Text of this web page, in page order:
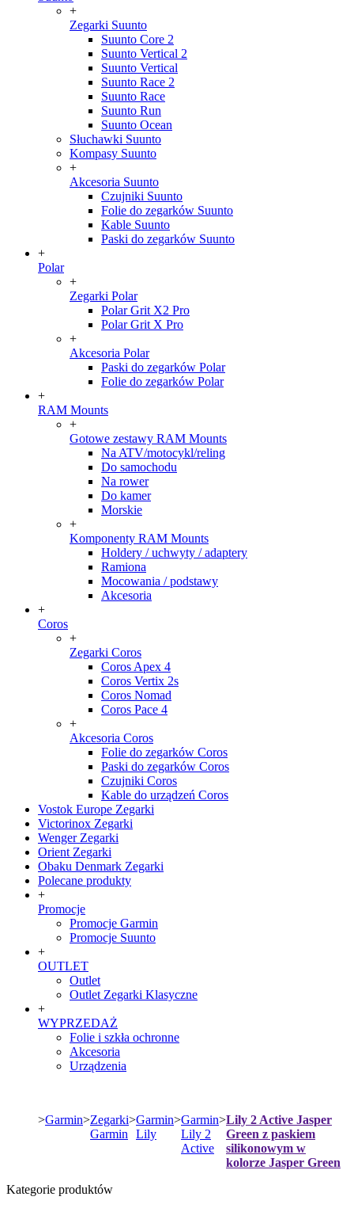
+
Zegarki Suunto
Suunto Core 2
Suunto Vertical 2
Suunto Vertical
Suunto Race 2
Suunto Race
Suunto Run
Suunto Ocean
Słuchawki Suunto
Kompasy Suunto
+
Akcesoria Suunto
Czujniki Suunto
Folie do zegarków Suunto
Kable Suunto
Paski do zegarków Suunto
+
Polar
+
Zegarki Polar
Polar Grit X2 Pro
Polar Grit X Pro
+
Akcesoria Polar
Paski do zegarków Polar
Folie do zegarków Polar
+
RAM Mounts
+
Gotowe zestawy RAM Mounts
Na ATV/motocykl/reling
Do samochodu
Na rower
Do kamer
Morskie
+
Komponenty RAM Mounts
Holdery / uchwyty / adaptery
Ramiona
Mocowania / podstawy
Akcesoria
+
Coros
+
Zegarki Coros
Coros Apex 4
Coros Vertix 2s
Coros Nomad
Coros Pace 4
+
Akcesoria Coros
Folie do zegarków Coros
Paski do zegarków Coros
Czujniki Coros
Kable do urządzeń Coros
Vostok Europe Zegarki
Victorinox Zegarki
Wenger Zegarki
Orient Zegarki
Obaku Denmark Zegarki
Polecane produkty
+
Promocje
Promocje Garmin
Promocje Suunto
+
OUTLET
Outlet
Outlet Zegarki Klasyczne
+
WYPRZEDAŻ
Folie i szkła ochronne
Akcesoria
Urządzenia
>Garmin ​>Zegarki
Garmin ​
>Garmin
Lily ​
>Garmin
Lily 2
Active ​
>Lily 2 Active Jasper
Green z paskiem
silikonowym w
kolorze Jasper Green
Kategorie produktów